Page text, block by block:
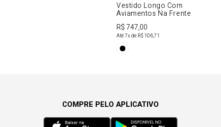
Vestido Longo Com
Aviamentos Na Frente
R$ 747,00
Até7x de R$ 106,71
COMPRE PELO APLICATIVO